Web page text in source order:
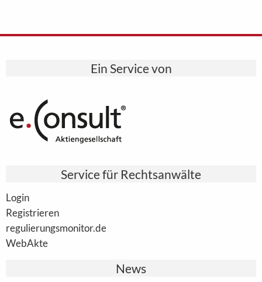
Ein Service von
Service für Rechtsanwälte
Login
Registrieren
regulierungsmonitor.de
WebAkte
News